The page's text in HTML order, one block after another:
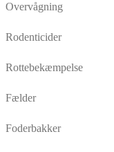
Overvågning
Rodenticider
Rottebekæmpelse
Fælder
Foderbakker